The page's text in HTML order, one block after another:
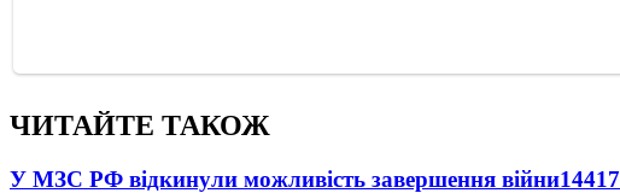
ЧИТАЙТЕ ТАКОЖ
У МЗС РФ відкинули можливість завершення війни14417